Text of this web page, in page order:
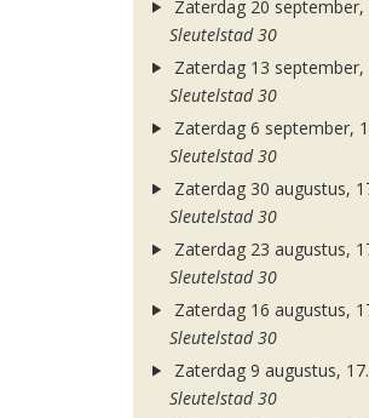
Zaterdag 20 september,
Sleutelstad 30
Zaterdag 13 september,
Sleutelstad 30
Zaterdag 6 september,
Sleutelstad 30
Zaterdag 30 augustus,
Sleutelstad 30
Zaterdag 23 augustus,
Sleutelstad 30
Zaterdag 16 augustus,
Sleutelstad 30
Zaterdag 9 augustus,
Sleutelstad 30